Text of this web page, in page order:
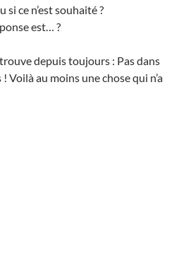
ce n’est souhaité ?
est… ?
depuis toujours : Pas dans
Voilà au moins une chose qui n’a